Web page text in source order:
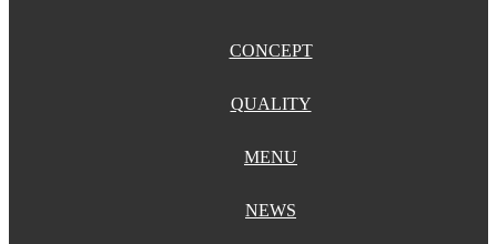
CONCEPT
QUALITY
MENU
NEWS